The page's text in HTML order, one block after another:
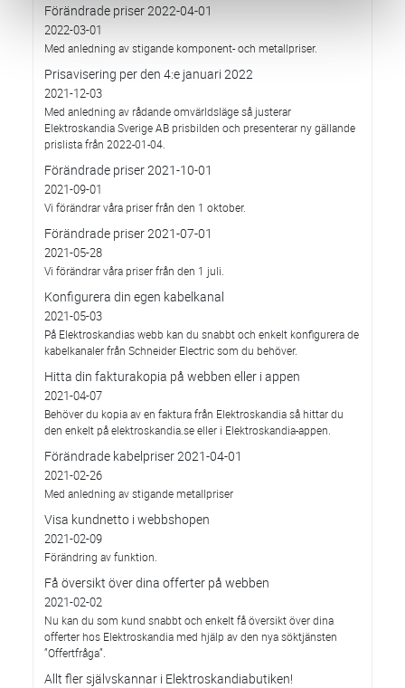
Förändrade priser 2022-04-01
2022-03-01
Med anledning av stigande komponent- och metallpriser.
Prisavisering per den 4:e januari 2022
2021-12-03
Med anledning av rådande omvärldsläge så justerar
Elektroskandia Sverige AB prisbilden och presenterar ny gällande
prislista från 2022-01-04.
Förändrade priser 2021-10-01
2021-09-01
Vi förändrar våra priser från den 1 oktober.
Förändrade priser 2021-07-01
2021-05-28
Vi förändrar våra priser från den 1 juli.
Konfigurera din egen kabelkanal
2021-05-03
På Elektroskandias webb kan du snabbt och enkelt konfigurera de
kabelkanaler från Schneider Electric som du behöver.
Hitta din fakturakopia på webben eller i appen
2021-04-07
Behöver du kopia av en faktura från Elektroskandia så hittar du
den enkelt på elektroskandia.se eller i Elektro­skandia-appen.
Förändrade kabelpriser 2021-04-01
2021-02-26
Med anledning av stigande metallpriser
Visa kundnetto i webbshopen
2021-02-09
Förändring av funktion.
Få översikt över dina offerter på webben
2021-02-02
Nu kan du som kund snabbt och enkelt få översikt över dina
offerter hos Elektroskandia med hjälp av den nya söktjänsten
”Offertfråga”.
Allt fler självskannar i Elektroskandiabutiken!